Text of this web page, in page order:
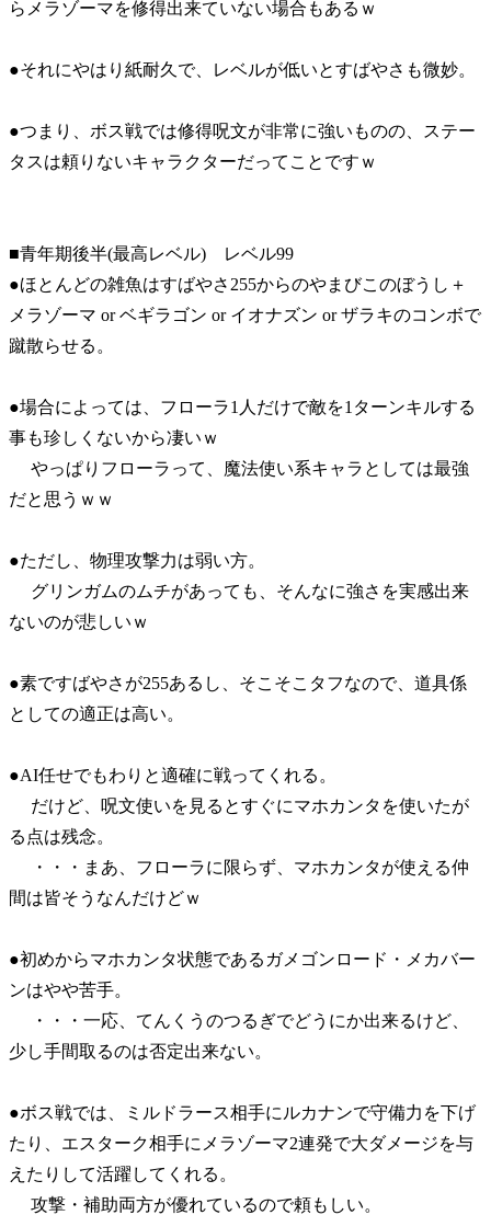
らメラゾーマを修得出来ていない場合もあるｗ
●それにやはり紙耐久で、レベルが低いとすばやさも微妙。
●つまり、ボス戦では修得呪文が非常に強いものの、ステー
タスは頼りないキャラクターだってことですｗ
■青年期後半(最高レベル) レベル99
●ほとんどの雑魚はすばやさ255からのやまびこのぼうし＋
メラゾーマ or ベギラゴン or イオナズン or ザラキのコンボで
蹴散らせる。
●場合によっては、フローラ1人だけで敵を1ターンキルする
事も珍しくないから凄いｗ
やっぱりフローラって、魔法使い系キャラとしては最強
だと思うｗｗ
●ただし、物理攻撃力は弱い方。
グリンガムのムチがあっても、そんなに強さを実感出来
ないのが悲しいｗ
●素ですばやさが255あるし、そこそこタフなので、道具係
としての適正は高い。
●AI任せでもわりと適確に戦ってくれる。
だけど、呪文使いを見るとすぐにマホカンタを使いたが
る点は残念。
・・・まあ、フローラに限らず、マホカンタが使える仲
間は皆そうなんだけどｗ
●初めからマホカンタ状態であるガメゴンロード・メカバー
ンはやや苦手。
・・・一応、てんくうのつるぎでどうにか出来るけど、
少し手間取るのは否定出来ない。
●ボス戦では、ミルドラース相手にルカナンで守備力を下げ
たり、エスターク相手にメラゾーマ2連発で大ダメージを与
えたりして活躍してくれる。
攻撃・補助両方が優れているので頼もしい。